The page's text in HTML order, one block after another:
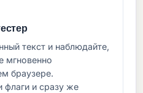
текст и наблюдайте,
мгновенно
браузере.
флаги и сразу же